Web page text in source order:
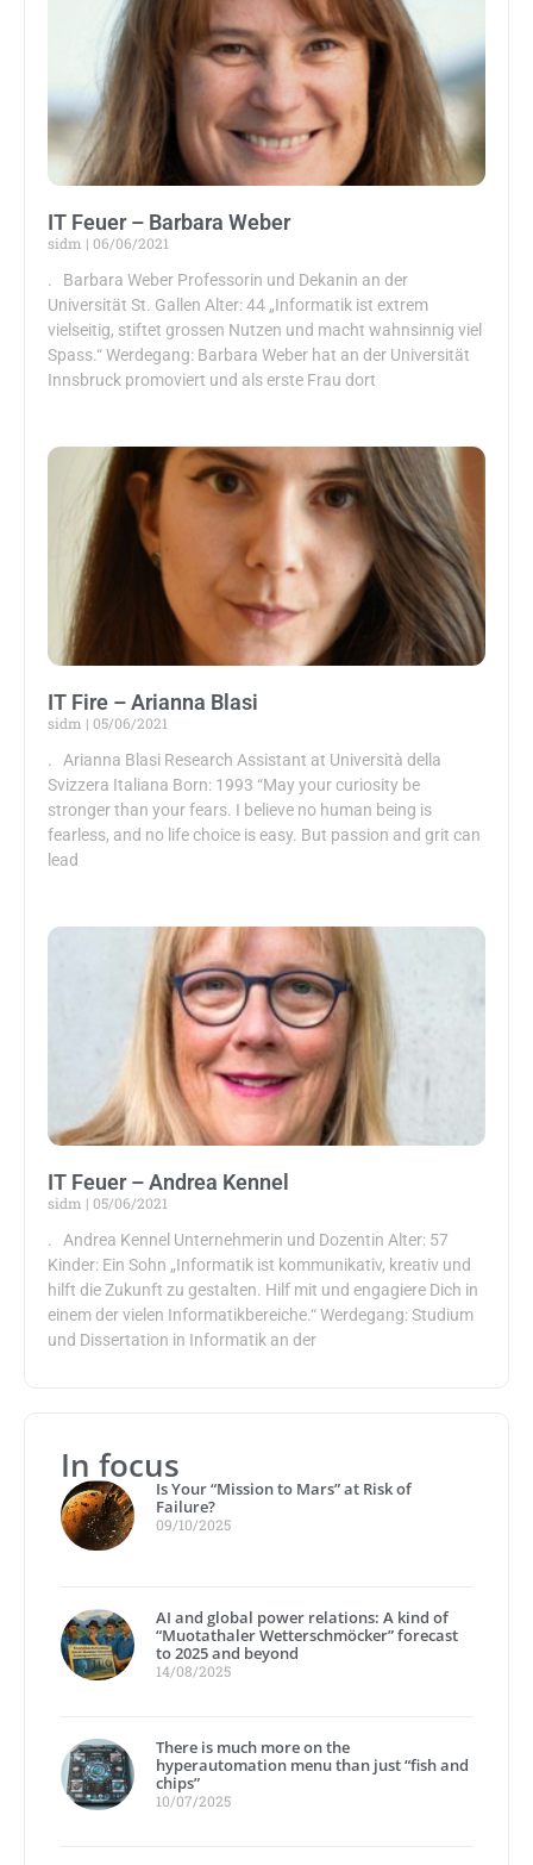
IT Feuer – Barbara Weber
sidm
06/06/2021
. Barbara Weber Professorin und Dekanin an der
Universität St. Gallen Alter: 44 „Informatik ist extrem
vielseitig, stiftet grossen Nutzen und macht wahnsinnig viel
Spass.“ Werdegang: Barbara Weber hat an der Universität
Innsbruck promoviert und als erste Frau dort
IT Fire – Arianna Blasi
sidm
05/06/2021
. Arianna Blasi Research Assistant at Università della
Svizzera Italiana Born: 1993 “May your curiosity be
stronger than your fears. I believe no human being is
fearless, and no life choice is easy. But passion and grit can
lead
IT Feuer – Andrea Kennel
sidm
05/06/2021
. Andrea Kennel Unternehmerin und Dozentin Alter: 57
Kinder: Ein Sohn „Informatik ist kommunikativ, kreativ und
hilft die Zukunft zu gestalten. Hilf mit und engagiere Dich in
einem der vielen Informatikbereiche.“ Werdegang: Studium
und Dissertation in Informatik an der
In focus
Is Your “Mission to Mars” at Risk of
Failure?
09/10/2025
AI and global power relations: A kind of
“Muotathaler Wetterschmöcker” forecast
to 2025 and beyond
14/08/2025
There is much more on the
hyperautomation menu than just “fish and
chips”
10/07/2025